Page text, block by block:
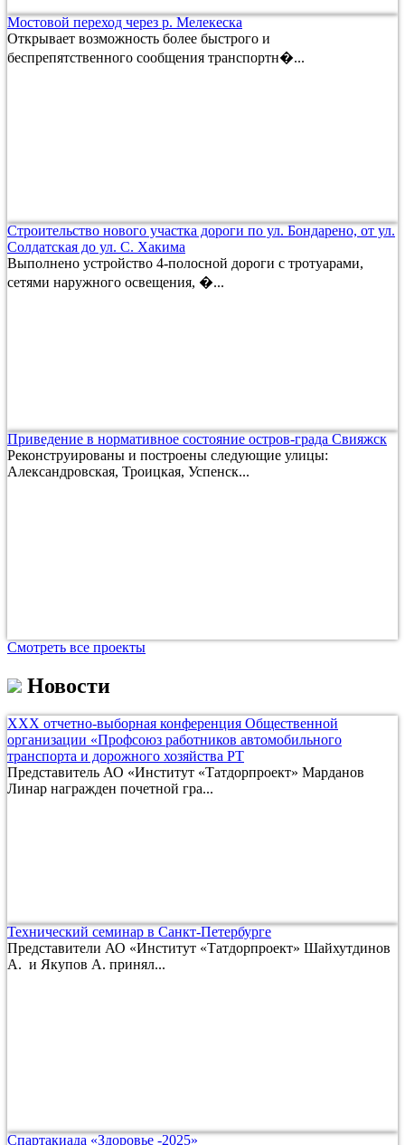
Мостовой переход через р. Мелекеска
Открывает возможность более быстрого и
беспрепятственного сообщения транспортн�...
Строительство нового участка дороги по ул. Бондарено, от ул.
Солдатская до ул. С. Хакима
Выполнено устройство 4-полосной дороги с тротуарами,
сетями наружного освещения, �...
Приведение в нормативное состояние остров-града Свияжск
Реконструированы и построены следующие улицы:
Александровская, Троицкая, Успенск...
Смотреть все проекты
Новости
ХХХ отчетно-выборная конференция Общественной
организации «Профсоюз работников автомобильного
транспорта и дорожного хозяйства РТ
Представитель АО «Институт «Татдорпроект» Марданов
Линар награжден почетной гра...
Технический семинар в Санкт-Петербурге
Представители АО «Институт «Татдорпроект» Шайхутдинов
А. и Якупов А. принял...
Спартакиада «Здоровье -2025»